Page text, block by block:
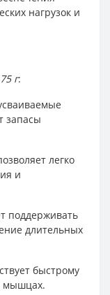
нагрузок и
г:
запасы
легко
и
поддерживать
длительных
быстрому
мышцах.